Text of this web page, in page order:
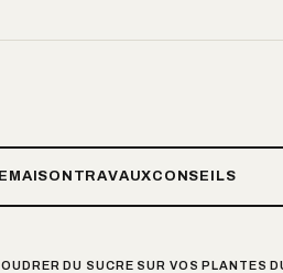
MAISON TRAVAUXCONSEILS
DU SUCRE SUR VOS PLANTES